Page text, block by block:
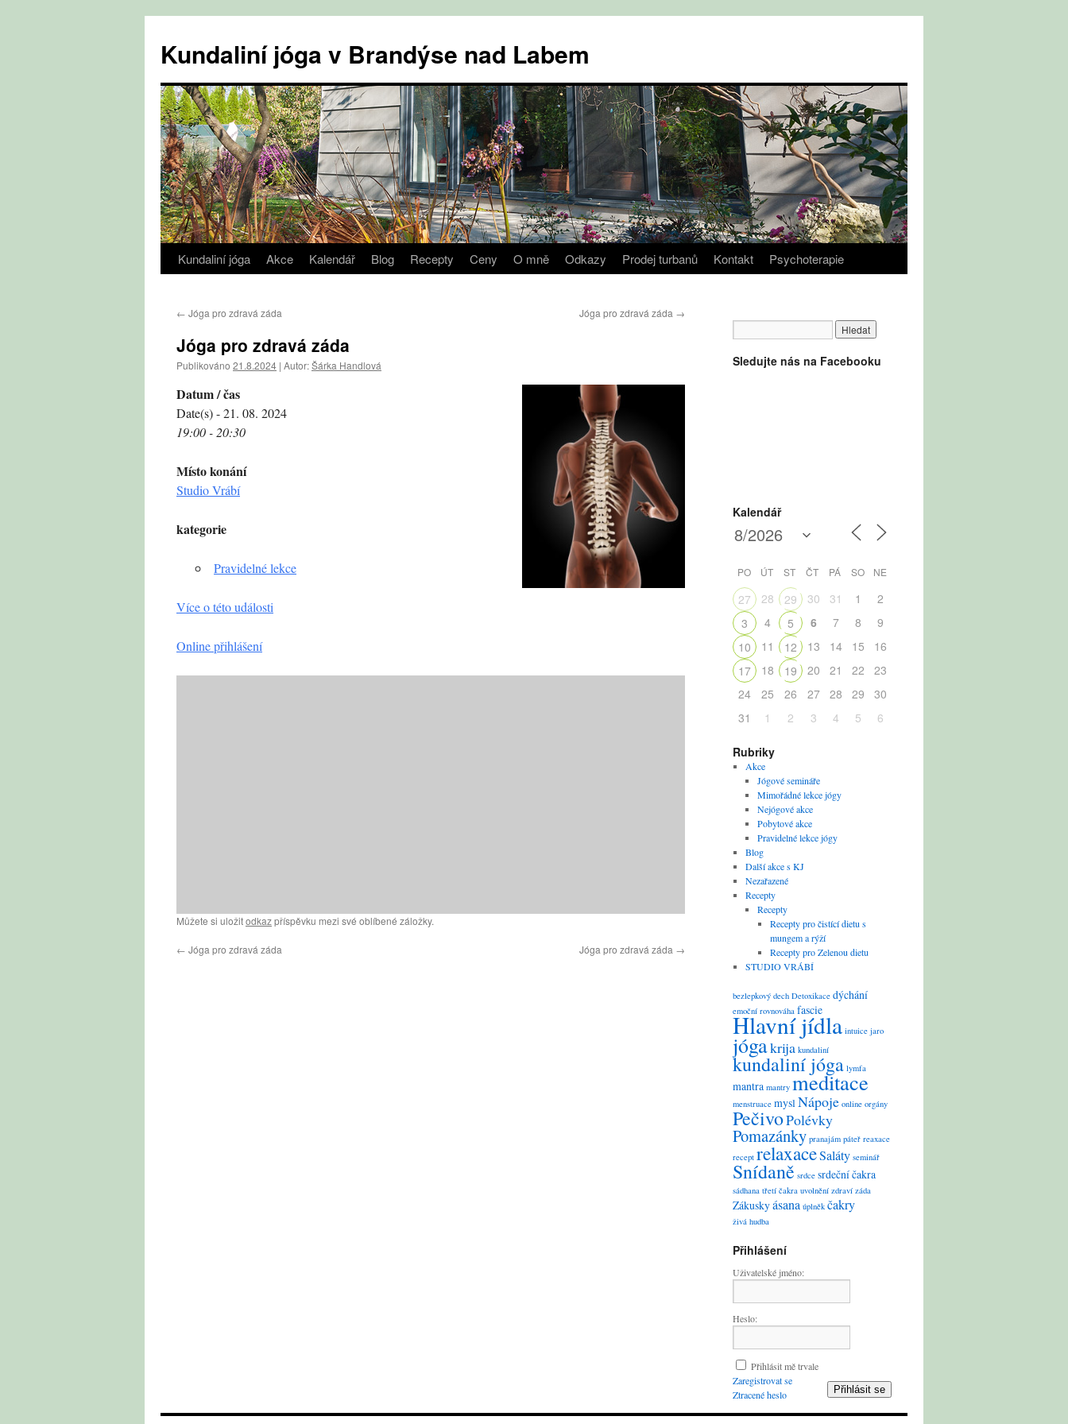
obsahu
webu
Kundaliní jóga v Brandýse nad Labem
Kundaliní jóga Akce Kalendář Blog Recepty Ceny O mně Odkazy Prodej turbanů Kontakt Psychoterapie
← Jóga pro zdravá záda Jóga pro zdravá záda →
Jóga pro zdravá záda
Publikováno 21.8.2024 | Autor:Šárka Handlová
Datum / čas
Date(s) - 21. 08. 2024
19:00 - 20:30
Místo konání
Studio Vrábí
kategorie
Pravidelné lekce
Více o této události
Online přihlášení
Můžete si uložitodkazpříspěvku mezi své oblíbené záložky.
← Jóga pro zdravá záda Jóga pro zdravá záda →
Sledujte nás na Facebooku
Kalendář
PO ÚT ST ČT PÁ SO NE
27 28 29 30 31 1
2
3
4 5 6 7 8
9
10
11 12 13 14 15
16
17
18 19 20 21 22
23
24
25 26 27 28 29
30
31
1 2 3 4 5 6
Rubriky
Akce
Jógové semináře
Mimořádné lekce jógy
Nejógové akce
Pobytové akce
Pravidelné lekce jógy
Blog
Další akce s KJ
Nezařazené
Recepty
Recepty
Recepty pro čistící dietu s
mungem a rýží
Recepty pro Zelenou dietu
STUDIO VRÁBÍ
bezlepkový dech Detoxikace dýchání
emoční rovnováha fascie
Hlavní jídla intuice jaro
jógakrija kundaliní
kundaliní jóga lymfa
mantra mantry meditace
menstruace myslNápoje online orgány
PečivoPolévky
Pomazánky pranajám páteř reaxace
recept relaxaceSaláty seminář
Snídaně srdce srdeční čakra
sádhana třetí čakra uvolnění zdraví záda
Zákuskyásana úplněk čakry
živá hudba
Přihlášení
Uživatelské jméno:
Heslo:
Přihlásit mě trvale
Přihlásit se
Zaregistrovat se
Ztracené heslo